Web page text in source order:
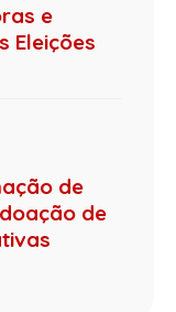
e
Eleições
de
de